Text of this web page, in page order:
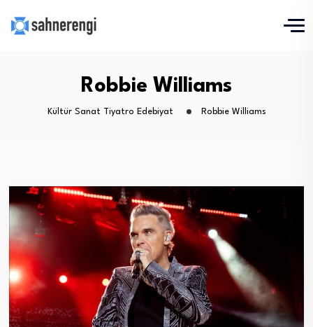
Robbie Williams
Kültür Sanat Tiyatro Edebiyat Robbie Williams